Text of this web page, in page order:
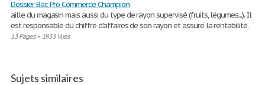
Dossier Bac Pro Commerce Champion
aille du magasin mais aussi du type de rayon supervisé (fruits, légumes...). Il
est responsable du chiffre d'affaires de son rayon et assure la rentabilité.
13 Pages• 1933 Vues
Sujets similaires